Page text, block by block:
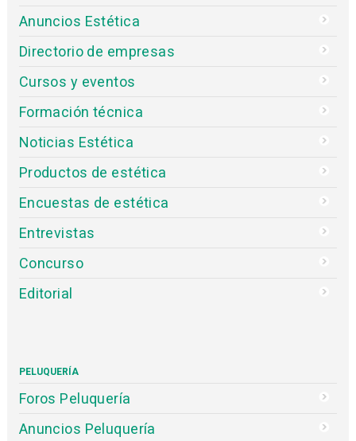
Anuncios Estética
Directorio de empresas
Cursos y eventos
Formación técnica
Noticias Estética
Productos de estética
Encuestas de estética
Entrevistas
Concurso
Editorial
PELUQUERÍA
Foros Peluquería
Anuncios Peluquería